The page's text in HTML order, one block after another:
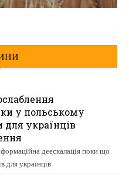
у польському
для українців
деескалація поки що
для українців